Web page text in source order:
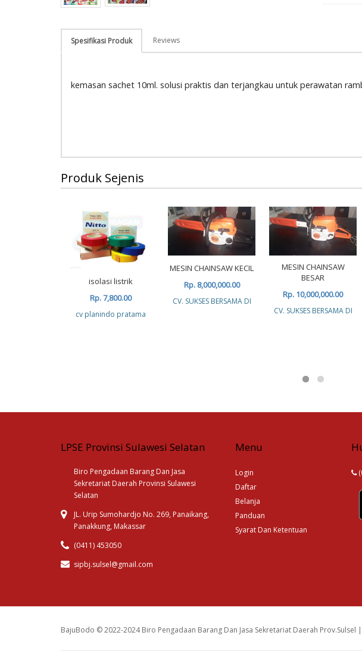
Spesifikasi Produk Reviews
kemasan sachet 10ml. solusi praktis dan terjangkau untuk perawatan
Produk Sejenis
isolasi listrik
Rp. 7,800.00
cv planindo pratama
MESIN CHAINSAW KECIL
Rp. 8,000,000.00
CV. SUKSES BERSAMA DI
MESIN CHAINSAW
BESAR
Rp. 10,000,000.00
CV. SUKSES BERSAMA DI
LPSE Provinsi Sulawesi Selatan
Biro Pengadaan Barang Dan Jasa
Sekretariat Daerah Provinsi Sulawesi
Selatan
JL. Urip Sumohardjo No. 269, Panaikang,
Panakkung, Makassar
(0411) 453050
sipbj.sulsel@gmail.com
Menu
Login
Daftar
Belanja
Panduan
Syarat Dan Ketentuan
BajuBodo © 2022-2024 Biro Pengadaan Barang Dan Jasa Sekretariat Daerah Prov.Sulsel